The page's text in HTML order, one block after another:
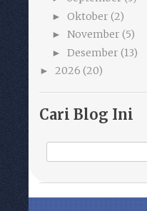
► Oktober (2)
► November (5)
► Desember (13)
► 2026 (20)
Cari Blog Ini